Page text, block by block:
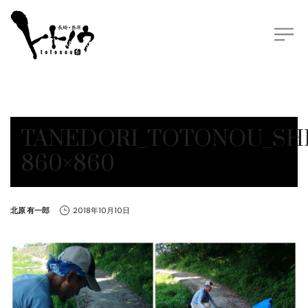
860×860
by
北原 有一郎 2018年10月10日